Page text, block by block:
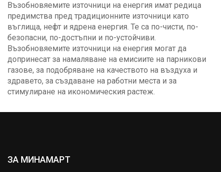
Възобновяемите източници на енергия имат редица
предимства пред традиционните източници като
въглища, нефт и ядрена енергия. Те са по-чисти, по-
безопасни, по-достъпни и по-устойчиви.
Възобновяемите източници на енергия могат да
допринесат за намаляване на емисиите на парникови
газове, за подобряване на качеството на въздуха и
здравето, за създаване на работни места и за
стимулиране на икономическия растеж.
ЗА МИНАМАРТ